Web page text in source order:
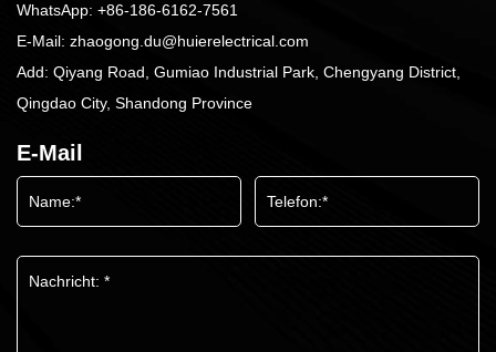
WhatsApp: +86-186-6162-7561
E-Mail: zhaogong.du@huierelectrical.com
Add: Qiyang Road, Gumiao Industrial Park, Chengyang District,
Qingdao City, Shandong Province
E-Mail